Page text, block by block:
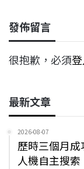
發佈留言
很抱歉，必須
最新文章
2026-08-07
歷時三個月
人機自主搜索